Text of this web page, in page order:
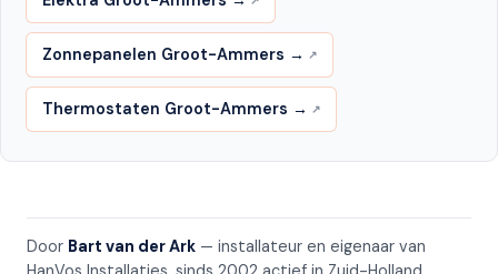
Zonnepanelen Groot-Ammers →
Thermostaten Groot-Ammers →
Door Bart van der Ark — installateur en eigenaar van